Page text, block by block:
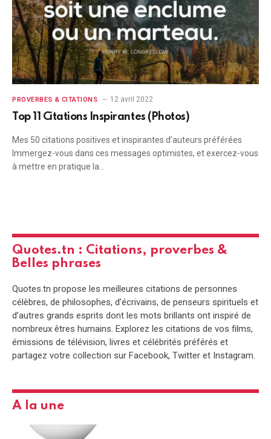
PROVERBES & CITATIONS 12 avril 2022
Top 11 Citations Inspirantes (Photos)
Mes 50 citations positives et inspirantes d’auteurs préférées
Immergez-vous dans ces messages optimistes, et exercez-vous
à mettre en pratique la…
Quotes.tn : Citations, proverbes &
Belles phrases
Quotes.tn propose les meilleures citations de personnes
célèbres, de philosophes, d’écrivains, de penseurs spirituels et
d’autres grands esprits dont les mots brillants ont inspiré de
nombreux êtres humains. Explorez les citations de vos films,
émissions de télévision, livres et célébrités préférés et
partagez votre collection sur Facebook, Twitter et Instagram.
A la une